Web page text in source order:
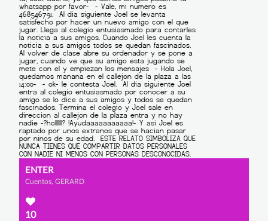
ENTER
Cuentos, GERARD
10